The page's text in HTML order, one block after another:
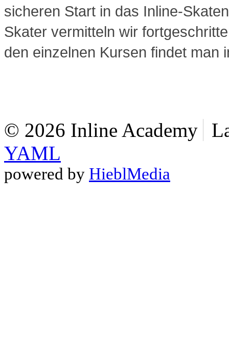
sicheren Start in das Inline-
Skater vermitteln wir
den einzelnen Kursen findet man
© 2026 Inline Academy
YAML
powered by HieblMedia